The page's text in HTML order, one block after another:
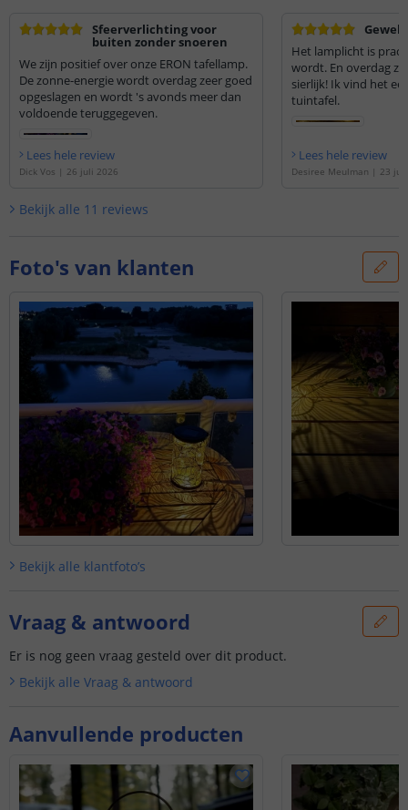
Aanvullende producten
Sfeerverlichting voor
buiten zonder snoeren
We zijn positief over onze ERON tafellamp.
De zonne-energie wordt overdag zeer goed
opgeslagen en wordt 's avonds meer dan
voldoende teruggegeven.
Lees hele review
Dick Vos | 26 juli 2026
Het lamplicht is prachtig als het donker
wordt. En overdag
sierlijk! Ik vind het
tuintafel.
Lees hele review
Desiree Meulman | 23
Bekijk alle 11 reviews
Foto's van klanten
Bekijk alle klantfoto’s
Vraag & antwoord
Er is nog geen vraag gesteld over dit product.
Bekijk alle Vraag & antwoord